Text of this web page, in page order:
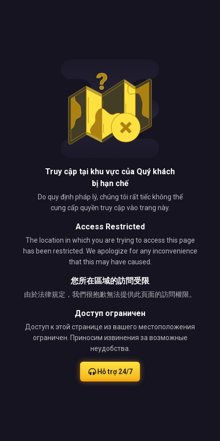
Truy cập tại khu vực của Quý khách
bị hạn chế
Do quy định pháp lý, chúng tôi rất tiếc không thể
cung cấp quyền truy cập vào trang này.
Access Restricted
The location in which you are trying to access this page
has been restricted. We apologize for any inconvenience
that this may have caused.
您所在區域的訪問受限
由於法律規定，我們很抱歉無法提供此頁面的訪問權限。
Доступ ограничен
Доступ к этой странице из вашего местоположения
ограничен. Приносим извинения за возможные
неудобства.
Hỗ trợ 24/7